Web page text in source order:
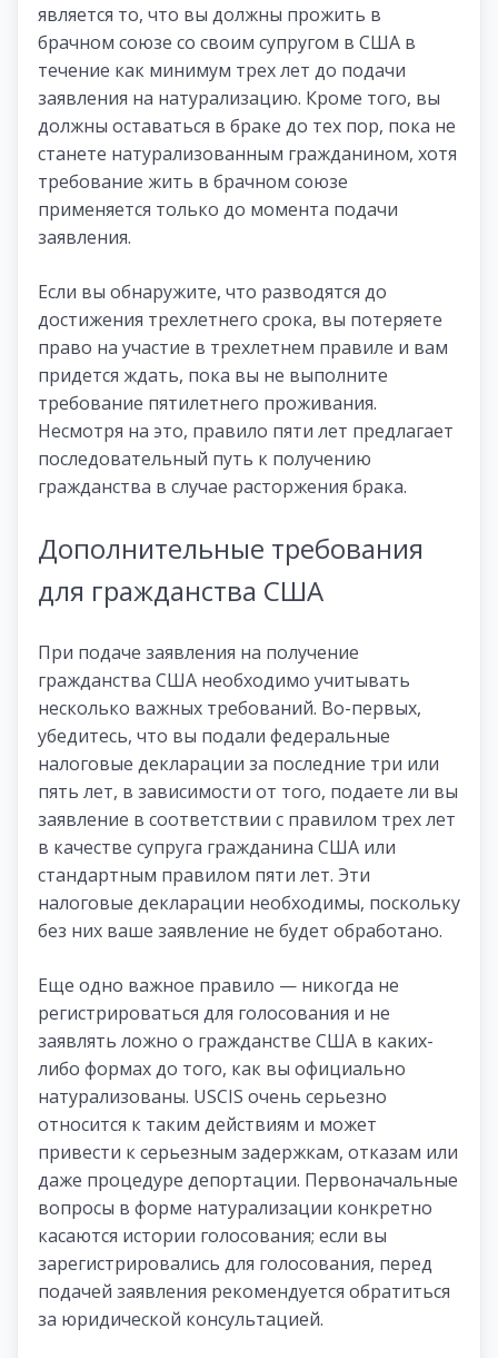
является то, что вы должны прожить в
брачном союзе со своим супругом в США в
течение как минимум трех лет до подачи
заявления на натурализацию. Кроме того, вы
должны оставаться в браке до тех пор, пока не
станете натурализованным гражданином, хотя
требование жить в брачном союзе
применяется только до момента подачи
заявления.
Если вы обнаружите, что разводятся до
достижения трехлетнего срока, вы потеряете
право на участие в трехлетнем правиле и вам
придется ждать, пока вы не выполните
требование пятилетнего проживания.
Несмотря на это, правило пяти лет предлагает
последовательный путь к получению
гражданства в случае расторжения брака.
Дополнительные требования
для гражданства США
При подаче заявления на получение
гражданства США необходимо учитывать
несколько важных требований. Во-первых,
убедитесь, что вы подали федеральные
налоговые декларации за последние три или
пять лет, в зависимости от того, подаете ли вы
заявление в соответствии с правилом трех лет
в качестве супруга гражданина США или
стандартным правилом пяти лет. Эти
налоговые декларации необходимы, поскольку
без них ваше заявление не будет обработано.
Еще одно важное правило — никогда не
регистрироваться для голосования и не
заявлять ложно о гражданстве США в каких-
либо формах до того, как вы официально
натурализованы. USCIS очень серьезно
относится к таким действиям и может
привести к серьезным задержкам, отказам или
даже процедуре депортации. Первоначальные
вопросы в форме натурализации конкретно
касаются истории голосования; если вы
зарегистрировались для голосования, перед
подачей заявления рекомендуется обратиться
за юридической консультацией.